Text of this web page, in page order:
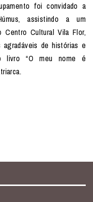
foi convidado a
assistindo a um
Centro Cultural Vila Flor,
agradáveis de histórias e
livro “O meu nome é